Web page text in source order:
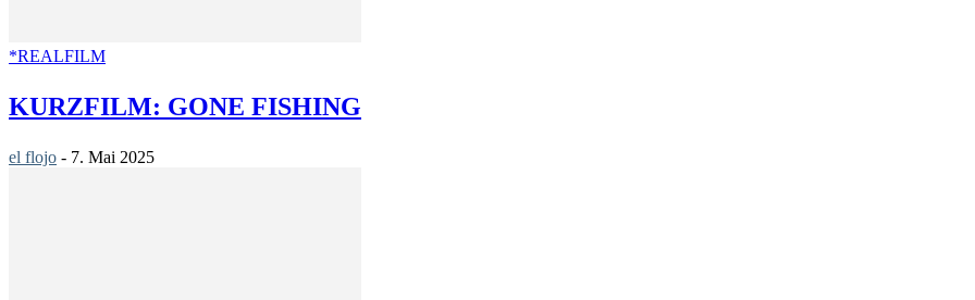
*REALFILM
KURZFILM: GONE FISHING
el flojo - 7. Mai 2025